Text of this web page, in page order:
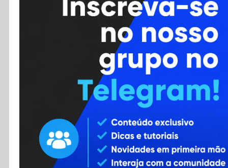
Cursos
Enviar Dica
Contato